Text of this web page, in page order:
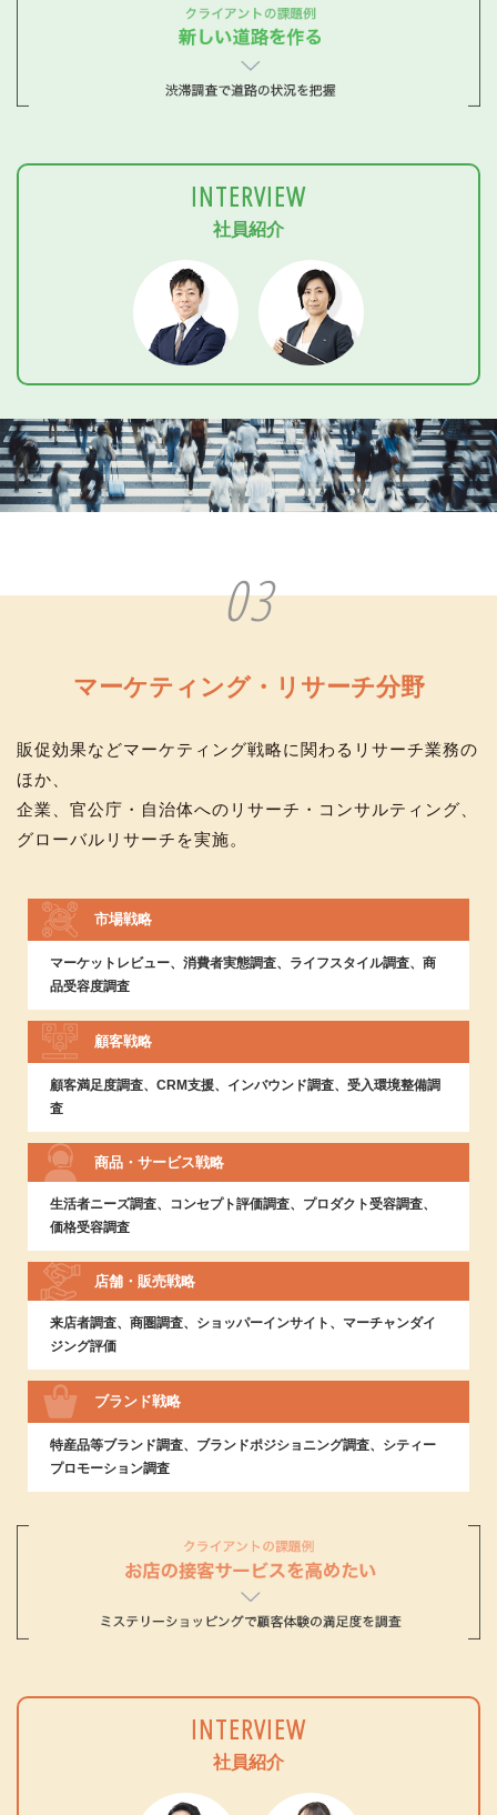
INTERVIEW
社員紹介
03
マーケティング・リサーチ分野
販促効果などマーケティング戦略に関わるリサーチ業務の
ほか、
企業、官公庁・自治体へのリサーチ・コンサルティング、
グローバルリサーチを実施。
市場戦略
マーケットレビュー、消費者実態調査、ライフスタイル調査、商
品受容度調査
顧客戦略
顧客満足度調査、CRM支援、インバウンド調査、受入環境整備調
査
商品 ・ サービス戦略
生活者ニーズ調査、コンセプト評価調査、プロダクト受容調査、
価格受容調査
店舗 ・ 販売戦略
来店者調査、商圏調査、ショッパーインサイト、マーチャンダイ
ジング評価
ブランド戦略
特産品等ブランド調査、ブランドポジショニング調査、シティー
プロモーション調査
INTERVIEW
社員紹介